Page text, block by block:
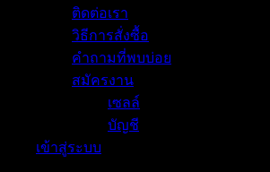
ติดต่อเรา
วิธีการสั่งซื้อ
คำถามที่พบบ่อย
สมัครงาน
เซลล์
บัญชี
เข้าสู่ระบบ